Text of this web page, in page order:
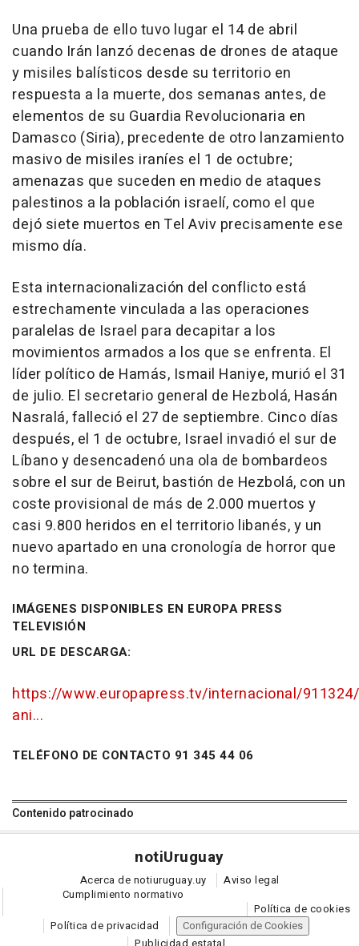
Una prueba de ello tuvo lugar el 14 de abril
cuando Irán lanzó decenas de drones de ataque
y misiles balísticos desde su territorio en
respuesta a la muerte, dos semanas antes, de
elementos de su Guardia Revolucionaria en
Damasco (Siria), precedente de otro lanzamiento
masivo de misiles iraníes el 1 de octubre;
amenazas que suceden en medio de ataques
palestinos a la población israelí, como el que
dejó siete muertos en Tel Aviv precisamente ese
mismo día.
Esta internacionalización del conflicto está
estrechamente vinculada a las operaciones
paralelas de Israel para decapitar a los
movimientos armados a los que se enfrenta. El
líder político de Hamás, Ismail Haniye, murió el 31
de julio. El secretario general de Hezbolá, Hasán
Nasralá, falleció el 27 de septiembre. Cinco días
después, el 1 de octubre, Israel invadió el sur de
Líbano y desencadenó una ola de bombardeos
sobre el sur de Beirut, bastión de Hezbolá, con un
coste provisional de más de 2.000 muertos y
casi 9.800 heridos en el territorio libanés, y un
nuevo apartado en una cronología de horror que
no termina.
IMÁGENES DISPONIBLES EN EUROPA PRESS
TELEVISIÓN
URL DE DESCARGA:
https://www.europapress.tv/internacional/
ani...
TELÉFONO DE CONTACTO 91 345 44 06
Contenido patrocinado
notiUruguay
Acerca de notiuruguay.uy
Aviso legal
Cumplimiento normativo
Política de cookies
Política de privacidad
Configuración de Cookies